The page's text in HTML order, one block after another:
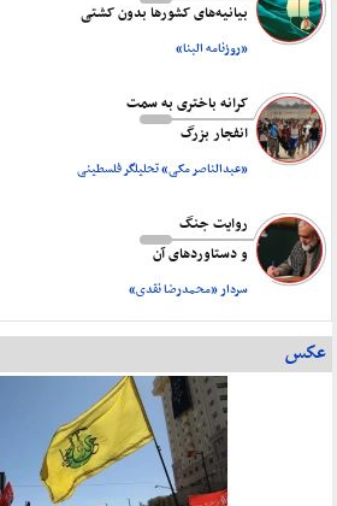
بیانیه‌های کشورها بدون کشتی
«روزنامه البنا»
کرانه باختری به سمت
انفجار بزرگ
«عبدالناصر مکی» تحلیلگر فلسطینی
روایت جنگ
و دستاورد‌های آن
سردار «محمدرضا نقدی»
عکس